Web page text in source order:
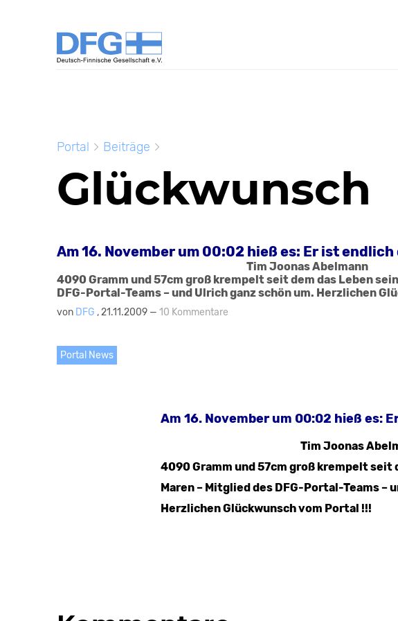
Portal Beiträge
Glückwunsch
Am 16. November um 00:02 hieß es: Er ist endlich
Tim Joonas Abelmann
4090 Gramm und 57cm groß krempelt seit dem das Leben
DFG-Portal-Teams – und Ulrich ganz schön um. Herzlichen
von DFG , 21.11.2009 — 10 Kommentare
Portal News
Am 16. November um 00:02 hieß es:
Tim Joonas
4090 Gramm und 57cm groß krempelt seit
Maren – Mitglied des DFG-Portal-Teams –
Herzlichen Glückwunsch vom Portal !!!